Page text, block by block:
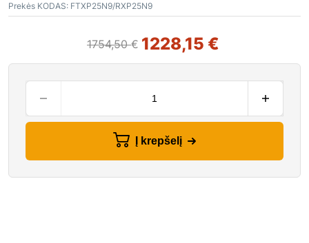
Prekės KODAS: FTXP25N9/RXP25N9
1754,50€ 1228,15 €
Į krepšelį